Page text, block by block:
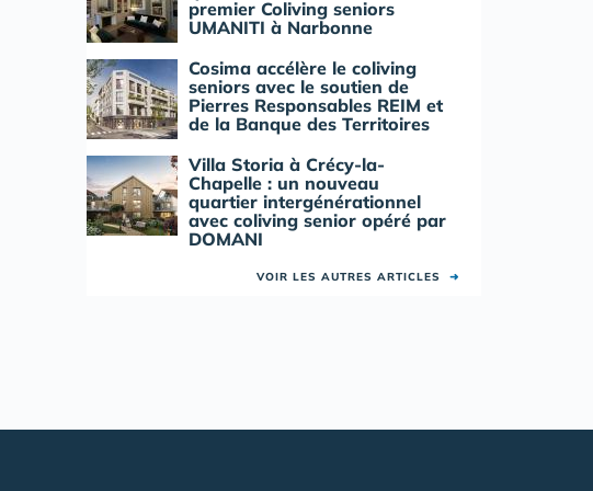
premier Coliving seniors
UMANITI à Narbonne
Cosima accélère le coliving
seniors avec le soutien de
Pierres Responsables REIM et
de la Banque des Territoires
Villa Storia à Crécy-la-
Chapelle : un nouveau
quartier intergénérationnel
avec coliving senior opéré par
DOMANI
VOIR LES AUTRES ARTICLES ➜